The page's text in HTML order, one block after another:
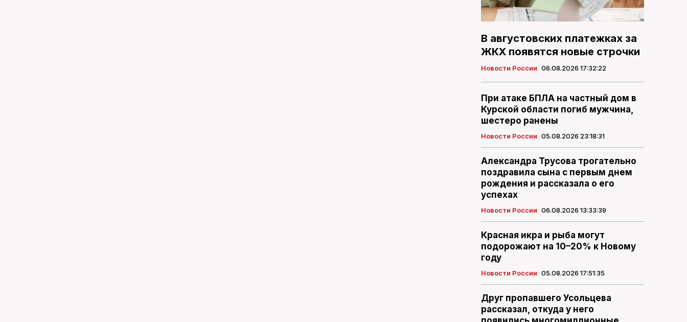
В августовских платежках за
ЖКХ появятся новые строчки
Новости России 06.08.2026 17:32:22
При атаке БПЛА на частный дом в
Курской области погиб мужчина,
шестеро ранены
Новости России 05.08.2026 23:18:31
Александра Трусова трогательно
поздравила сына с первым днем
рождения и рассказала о его
успехах
Новости России 06.08.2026 13:33:39
Красная икра и рыба могут
подорожают на 10–20% к Новому
году
Новости России 05.08.2026 17:51:35
Друг пропавшего Усольцева
рассказал, откуда у него